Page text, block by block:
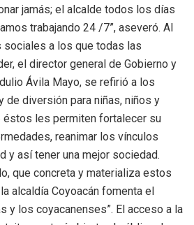
jamás; el alcalde todos los días
trabajando 24 /7”, aseveró. Al
a los que todas las
el director general de Gobierno y
Ávila Mayo, se refirió a los
de diversión para niñas, niños y
éstos les permiten fortalecer su
reanimar los vínculos
y así tener una mejor sociedad.
que concreta y materializa estos
alcaldía Coyoacán fomenta el
y los coyacanenses”. El acceso a la